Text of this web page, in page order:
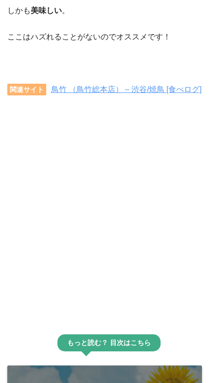
しかも美味しい。
ここはハズれることがないのでオススメです！
関連サイト 鳥竹 （鳥竹総本店） – 渋谷/焼鳥 [食べログ]
もっと読む？ 目次はこちら